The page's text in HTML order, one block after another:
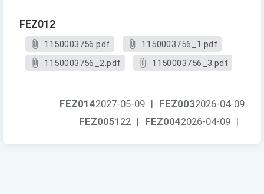
FEZ012
1150003756.pdf
1150003756_1.pdf
1150003756_2.pdf
1150003756_3.pdf
FEZ0032026-04-09
FEZ0142027-05-09 |
FEZ0042026-04-09 |
FEZ005122 |